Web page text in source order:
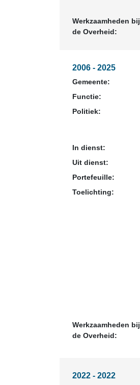
Werkzaamheden bij
de Overheid:
2006 - 2025
Gemeente:
Functie:
Politiek:
In dienst:
Uit dienst:
Portefeuille:
Toelichting:
Werkzaamheden bij
de Overheid:
2022 - 2022